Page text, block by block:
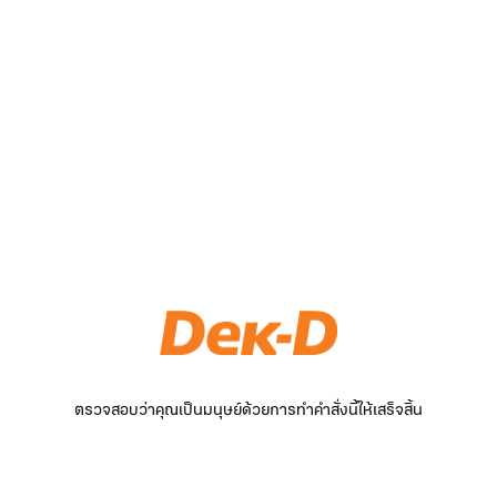
ตรวจสอบว่าคุณเป็นมนุษย์ด้วยการทำคำสั่งนี้ให้เสร็จสิ้น